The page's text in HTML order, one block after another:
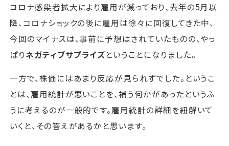
コロナ感染者拡大により雇用が減っており、去年の5月以
降、コロナショックの後に雇用は徐々に回復してきた中、
今回のマイナスは、事前に予想はされていたものの、やっ
ぱりネガティブサプライズということになりました。
一方で、株価にはあまり反応が見られずでした。というこ
とは、雇用統計が悪いことを、補う何かがあったというふ
うに考えるのが一般的です。雇用統計の詳細を紐解いて
いくと、その答えがあるかと思います。